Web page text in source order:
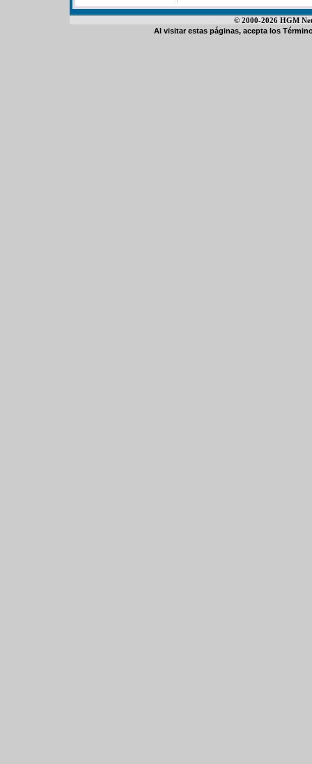
© 2000-2026 HGM
Al visitar estas páginas, acepta los